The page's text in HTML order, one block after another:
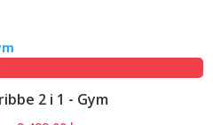
2 i 1 - Gym